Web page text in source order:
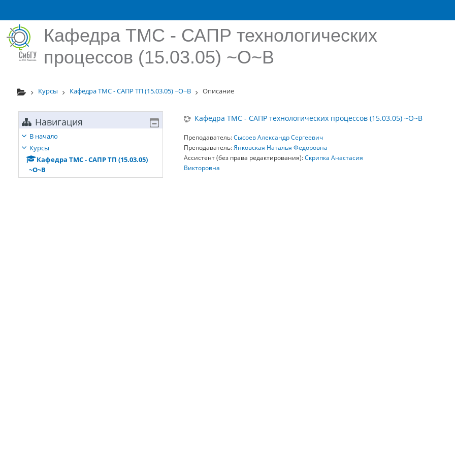
Кафедра ТМС - САПР технологических
процессов (15.03.05) ~О~В
Курсы Кафедра ТМС - САПР ТП (15.03.05) ~О~В Описание
Кафедра ТМС - САПР технологических процессов (15.03.05) ~О~В
Преподаватель:Сысоев Александр Сергеевич
Преподаватель:Янковская Наталья Федоровна
Ассистент (без права редактирования):Скрипка Анастасия
Викторовна
Навигация
В начало
Курсы
Кафедра ТМС - САПР ТП (15.03.05)
~О~В